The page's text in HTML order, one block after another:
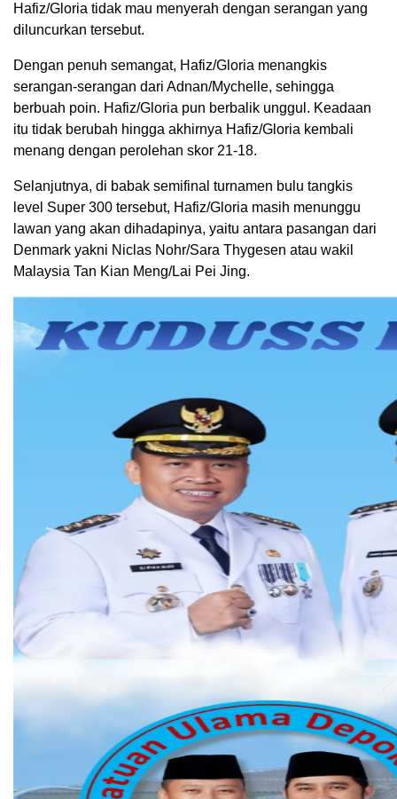
Hafiz/Gloria tidak mau menyerah dengan serangan yang
diluncurkan tersebut.
Dengan penuh semangat, Hafiz/Gloria menangkis
serangan-serangan dari Adnan/Mychelle, sehingga
berbuah poin. Hafiz/Gloria pun berbalik unggul. Keadaan
itu tidak berubah hingga akhirnya Hafiz/Gloria kembali
menang dengan perolehan skor 21-18.
Selanjutnya, di babak semifinal turnamen bulu tangkis
level Super 300 tersebut, Hafiz/Gloria masih menunggu
lawan yang akan dihadapinya, yaitu antara pasangan dari
Denmark yakni Niclas Nohr/Sara Thygesen atau wakil
Malaysia Tan Kian Meng/Lai Pei Jing.